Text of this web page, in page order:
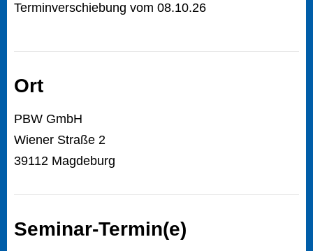
Terminverschiebung vom 08.10.26
Ort
PBW GmbH
Wiener Straße 2
39112 Magdeburg
Seminar-Termin(e)